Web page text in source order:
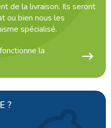
de la livraison. Ils seront
ou bien nous les
spécialisé.
la
?